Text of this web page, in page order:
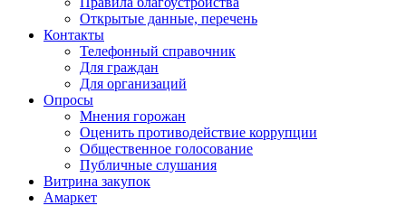
Открытые данные, перечень
Контакты
Телефонный справочник
Для граждан
Для организаций
Опросы
Мнения горожан
Оценить противодействие коррупции
Общественное голосование
Публичные слушания
Витрина закупок
Амаркет